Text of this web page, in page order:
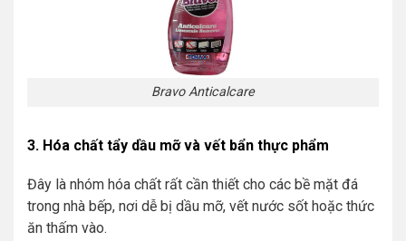
Bravo Anticalcare
3. Hóa chất tẩy dầu mỡ và vết bẩn thực phẩm
Đây là nhóm hóa chất rất cần thiết cho các bề mặt đá
trong nhà bếp, nơi dễ bị dầu mỡ, vết nước sốt hoặc thức
ăn thấm vào.